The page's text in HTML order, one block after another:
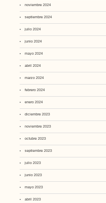
noviembre 2024
septiembre 2024
julio 2024
junio 2024
mayo 2024
abril 2024
marzo 2024
febrero 2024
enero 2024
diciembre 2023
noviembre 2023
octubre 2023
septiembre 2023
julio 2023
junio 2023
mayo 2023
abril 2023